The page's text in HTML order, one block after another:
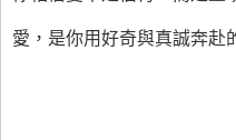
愛，是你用好奇與真誠奔赴